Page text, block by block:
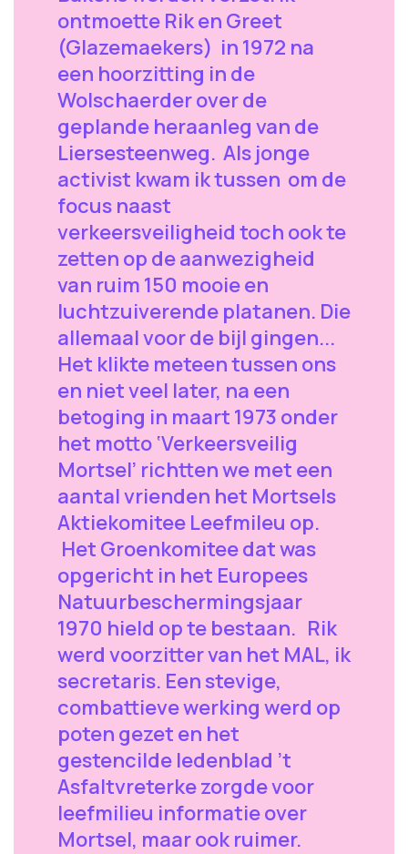
ontmoette Rik en Greet
(Glazemaekers) in 1972 na
een hoorzitting in de
Wolschaerder over de
geplande heraanleg van de
Liersesteenweg. Als jonge
activist kwam ik tussen om de
focus naast
verkeersveiligheid toch ook te
zetten op de aanwezigheid
van ruim 150 mooie en
luchtzuiverende platanen. Die
allemaal voor de bijl gingen...
Het klikte meteen tussen ons
en niet veel later, na een
betoging in maart 1973 onder
het motto ‘Verkeersveilig
Mortsel’ richtten we met een
aantal vrienden het Mortsels
Aktiekomitee Leefmileu op.
Het Groenkomitee dat was
opgericht in het Europees
Natuurbeschermingsjaar
1970 hield op te bestaan. Rik
werd voorzitter van het MAL, ik
secretaris. Een stevige,
combattieve werking werd op
poten gezet en het
gestencilde ledenblad ’t
Asfaltvreterke zorgde voor
leefmilieu informatie over
Mortsel, maar ook ruimer.